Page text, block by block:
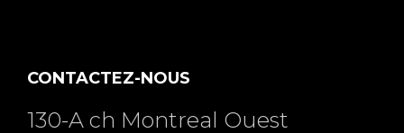
CONTACTEZ-NOUS
130-A ch Montreal Ouest